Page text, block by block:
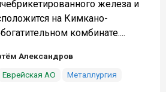
железа и
на Кимкано-
комбинате....
Александров
Еврейская АО
Металлургия